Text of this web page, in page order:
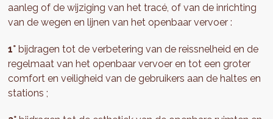
aanleg of de wijziging van het tracé, of van de inrichting
van de wegen en lijnen van het openbaar vervoer :
1°bijdragen tot de verbetering van de reissnelheid en de
regelmaat van het openbaar vervoer en tot een groter
comfort en veiligheid van de gebruikers aan de haltes en
stations ;